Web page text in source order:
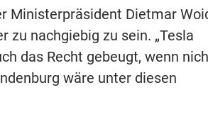
Ministerpräsident Dietmar
zu nachgiebig zu sein. „Tesla
das Recht gebeugt, wenn
wäre unter diesen